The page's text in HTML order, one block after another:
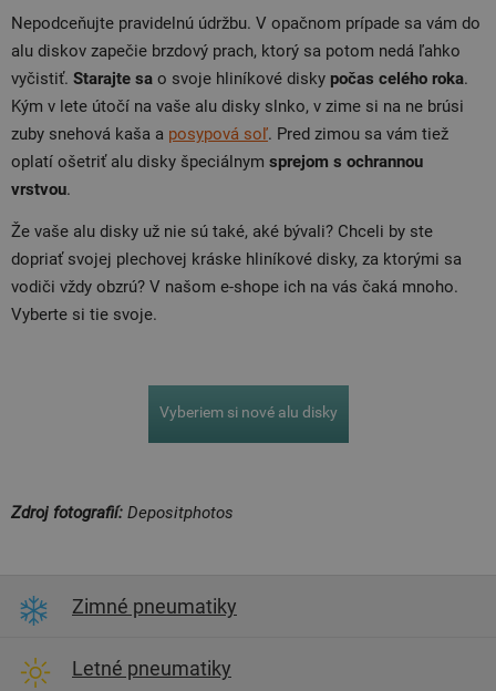
Nepodceňujte pravidelnú údržbu. V opačnom prípade sa vám do
alu diskov zapečie brzdový prach, ktorý sa potom nedá ľahko
vyčistiť. Starajte sa o svoje hliníkové disky počas celého roka.
Kým v lete útočí na vaše alu disky slnko, v zime si na ne brúsi
zuby snehová kaša a posypová soľ. Pred zimou sa vám tiež
oplatí ošetriť alu disky špeciálnym sprejom s ochrannou
vrstvou.
Že vaše alu disky už nie sú také, aké bývali? Chceli by ste
dopriať svojej plechovej kráske hliníkové disky, za ktorými sa
vodiči vždy obzrú? V našom e-shope ich na vás čaká mnoho.
Vyberte si tie svoje.
Vyberiem si nové alu disky
Zdroj fotografií: Depositphotos
Zimné pneumatiky
Letné pneumatiky